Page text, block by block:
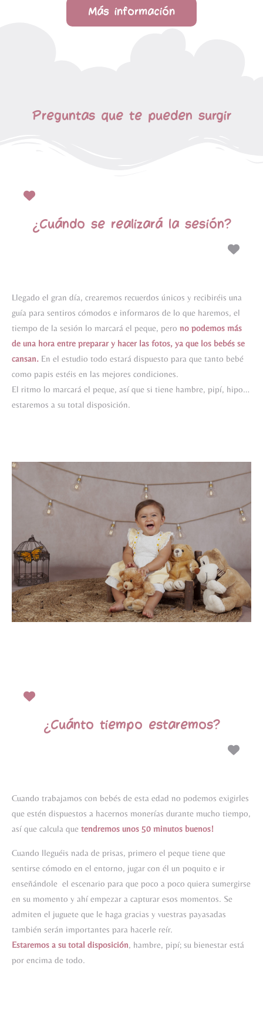
Más información
Preguntas que te pueden surgir
¿Cuándo se realizará la sesión?
Llegado el gran día, crearemos recuerdos únicos y recibiréis una
guía para sentiros cómodos e informaros de lo que haremos, el
tiempo de la sesión lo marcará el peque, pero no podemos más
de una hora entre preparar y hacer las fotos, ya que los bebés se
cansan. En el estudio todo estará dispuesto para que tanto bebé
como papis estéis en las mejores condiciones.
El ritmo lo marcará el peque, así que si tiene hambre, pipí, hipo…
estaremos a su total disposición.
¿Cuánto tiempo estaremos?
Cuando trabajamos con bebés de esta edad no podemos exigirles
que estén dispuestos a hacernos monerías durante mucho tiempo,
así que calcula que tendremos unos 50 minutos buenos!
Cuando lleguéis nada de prisas, primero el peque tiene que
sentirse cómodo en el entorno, jugar con él un poquito e ir
enseñándole el escenario para que poco a poco quiera sumergirse
en su momento y ahí empezar a capturar esos momentos. Se
admiten el juguete que le haga gracias y vuestras payasadas
también serán importantes para hacerle reír.
Estaremos a su total disposición, hambre, pipí; su bienestar está
por encima de todo.